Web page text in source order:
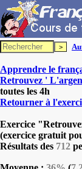
Apprendre le
Retrouvez '
toutes les 4h
Retourner à
Exercice
(exercice gratuit
Résultats des 712